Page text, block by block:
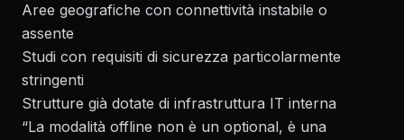
Aree geografiche con connettività instabile o
assente
Studi con requisiti di sicurezza particolarmente
stringenti
Strutture già dotate di infrastruttura IT interna
“La modalità offline non è un optional, è una